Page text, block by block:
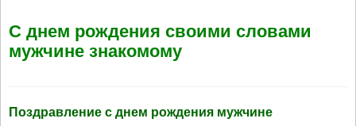
С днем рождения своими словами
мужчине знакомому
Поздравление с днем рождения мужчине